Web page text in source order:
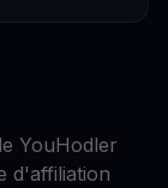
YouHodler
d'affiliation